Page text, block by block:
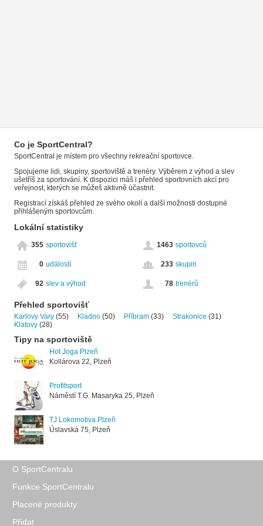
Co je SportCentral?
SportCentral je místem pro všechny rekreační sportovce.
Spojujeme lidi, skupiny, sportoviště a trenéry. Výběrem z výhod a slev
ušetříš za sportování. K dispozici máš i přehled sportovních akcí pro
veřejnost, kterých se můžeš aktivně účastnit.
Registrací získáš přehled ze svého okolí a další možnosti dostupné
přihlášeným sportovcům.
Lokální statistiky
355 sportovišť 1463 sportovců
0 událostí 233 skupin
92 slev a výhod 78 trenérů
Přehled sportovišť
Karlovy Vary (55) Kladno (50) Příbram (33) Strakonice (31)
Klatovy (28)
Tipy na sportoviště
Hot Joga Plzeň
Kollárova 22, Plzeň
Profitsport
Náměstí T.G. Masaryka 25, Plzeň
TJ Lokomotiva Plzeň
Úslavská 75, Plzeň
O SportCentralu
Funkce SportCentralu
Placené produkty
Přidat